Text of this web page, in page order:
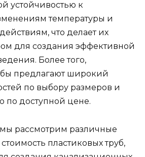
устойчивостью к
температуры и
что делает их
для создания эффективной
Более того,
предлагают широкий
по выбору размеров и
по доступной цене.
рассмотрим различные
пластиковых труб,